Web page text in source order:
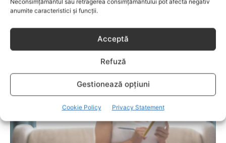
anumite caracteristici și funcții.
Acceptă
Refuză
Gestionează opțiuni
Cookie Policy Privacy Statement
Cum să ai grijă de tine în primele luni după
nașterea copilului?